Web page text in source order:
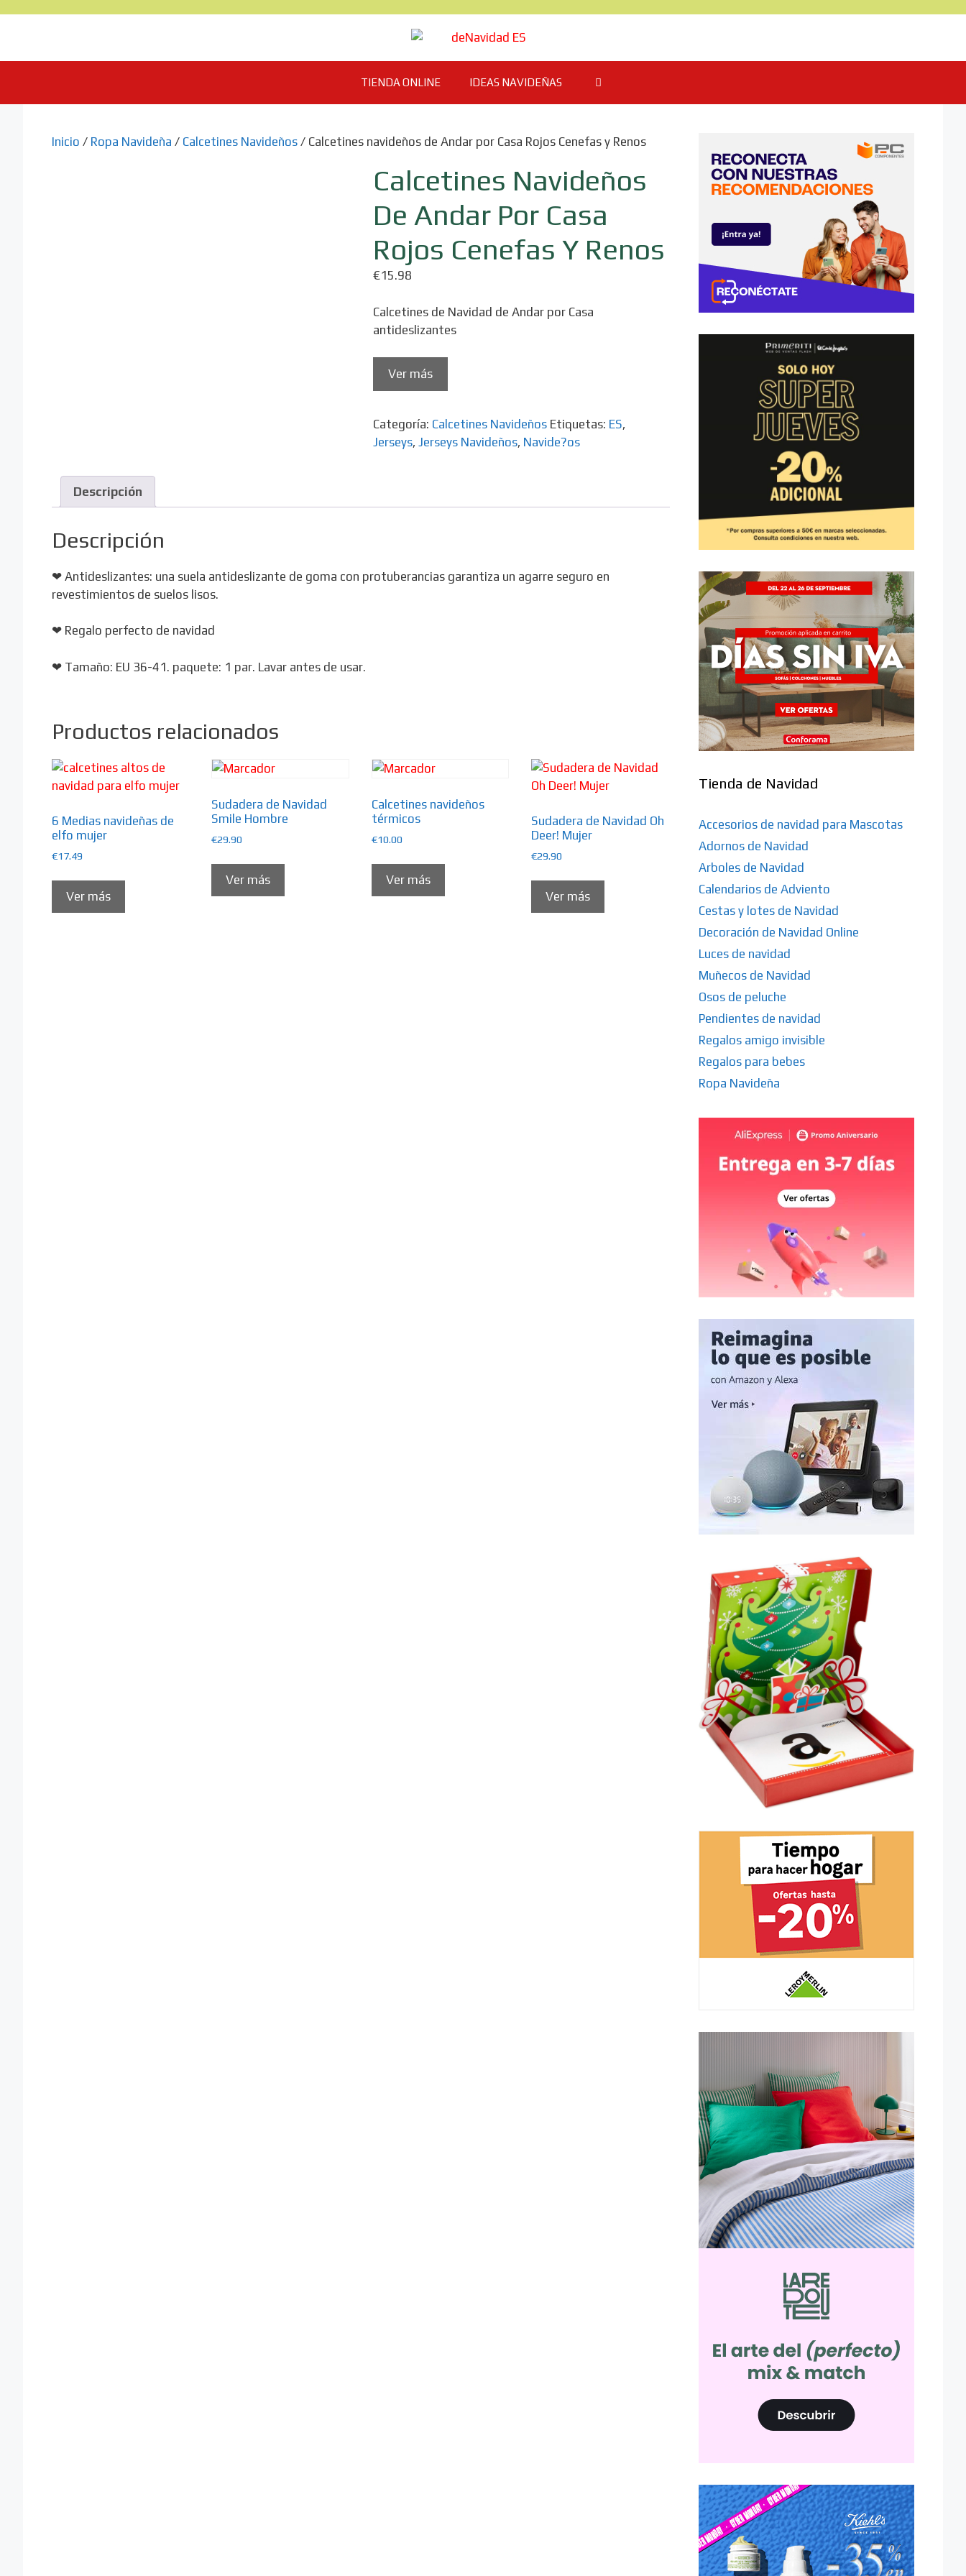
TIENDA ONLINE IDEAS NAVIDEÑAS
Inicio / Ropa Navideña / Calcetines Navideños / Calcetines navideños de Andar por Casa Rojos Cenefas y Renos
Calcetines Navideños
De Andar Por Casa
Rojos Cenefas Y Renos
€15.98
Calcetines de Navidad de Andar por Casa
antideslizantes
Ver más
Categoría: Calcetines Navideños Etiquetas: ES,
Jerseys,Jerseys Navideños, Navide?os
Descripción
Descripción
❤ Antideslizantes: una suela antideslizante de goma con protuberancias garantiza un agarre seguro en
revestimientos de suelos lisos.
❤ Regalo perfecto de navidad
❤ Tamaño: EU 36-41. paquete: 1 par. Lavar antes de usar.
Productos relacionados
6 Medias navideñas de
elfo mujer
€17.49
Ver más
Sudadera de Navidad
Smile Hombre
€29.90
Ver más
Calcetines navideños
térmicos
€10.00
Ver más
Sudadera de Navidad Oh
Deer! Mujer
€29.90
Ver más
Tienda de Navidad
Accesorios de navidad para Mascotas
Adornos de Navidad
Arboles de Navidad
Calendarios de Adviento
Cestas y lotes de Navidad
Decoración de Navidad Online
Luces de navidad
Muñecos de Navidad
Osos de peluche
Pendientes de navidad
Regalos amigo invisible
Regalos para bebes
Ropa Navideña